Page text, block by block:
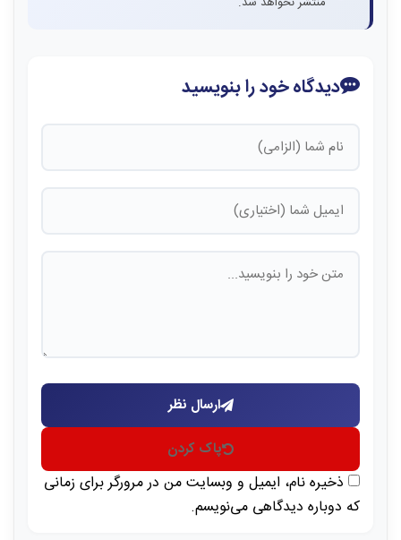
دیدگاه خود را بنویسید
ارسال نظر
پاک کردن
ذخیره نام، ایمیل و وبسایت من در مرورگر برای زمانی
که دوباره دیدگاهی می‌نویسم.